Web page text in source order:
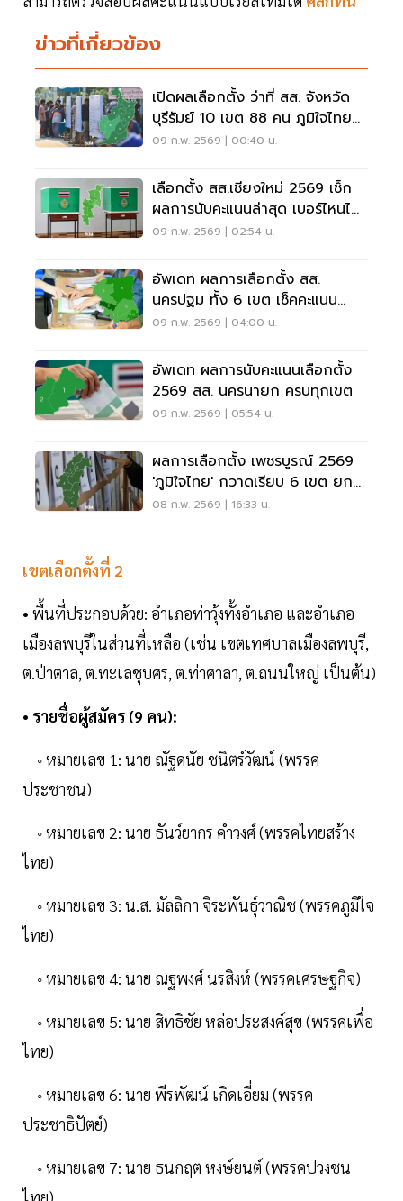
ข่าวที่เกี่ยวข้อง
เปิดผลเลือกตั้ง ว่าที่ สส. จังหวัด
บุรีรัมย์ 10 เขต 88 คน ภูมิใจไทยนำ
โด่ง
09 ก.พ. 2569 | 00:40 น.
เลือกตั้ง สส.เชียงใหม่ 2569 เช็ก
ผลการนับคะแนนล่าสุด เบอร์ไหนได้
คะแนนเท่าไร
09 ก.พ. 2569 | 02:54 น.
อัพเดท ผลการเลือกตั้ง สส.
นครปฐม ทั้ง 6 เขต เช็คคะแนน
ล่าสุด
09 ก.พ. 2569 | 04:00 น.
อัพเดท ผลการนับคะแนนเลือกตั้ง
2569 สส. นครนายก ครบทุกเขต
09 ก.พ. 2569 | 05:54 น.
ผลการเลือกตั้ง เพชรบูรณ์ 2569
'ภูมิใจไทย' กวาดเรียบ 6 เขต ยก
จังหวัด
08 ก.พ. 2569 | 16:33 น.
เขตเลือกตั้งที่ 2
• พื้นที่ประกอบด้วย: อำเภอท่าวุ้งทั้งอำเภอ และอำเภอ
เมืองลพบุรีในส่วนที่เหลือ (เช่น เขตเทศบาลเมืองลพบุรี,
ต.ป่าตาล, ต.ทะเลชุบศร, ต.ท่าศาลา, ต.ถนนใหญ่ เป็นต้น)
• รายชื่อผู้สมัคร (9 คน):
◦ หมายเลข 1: นาย ณัฐดนัย ชนิตร์วัฒน์ (พรรค
ประชาชน)
◦ หมายเลข 2: นาย ธันว์ยากร คำวงศ์ (พรรคไทยสร้าง
ไทย)
◦ หมายเลข 3: น.ส. มัลลิกา จิระพันธุ์วาณิช (พรรคภูมิใจ
ไทย)
◦ หมายเลข 4: นาย ณฐพงศ์ นรสิงห์ (พรรคเศรษฐกิจ)
◦ หมายเลข 5: นาย สิทธิชัย หล่อประสงค์สุข (พรรคเพื่อ
ไทย)
◦ หมายเลข 6: นาย พีรพัฒน์ เกิดเอี่ยม (พรรค
ประชาธิปัตย์)
◦ หมายเลข 7: นาย ธนกฤต หงษ์ยนต์ (พรรคปวงชน